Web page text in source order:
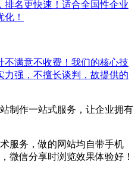
排名更快速！适合全国性企业
！
不满意不收费！我们的核心技
力强，不擅长谈判，故提供的
制作一站式服务，让企业拥有
服务，做的网站均自带手机
微信分享时浏览效果体验好！